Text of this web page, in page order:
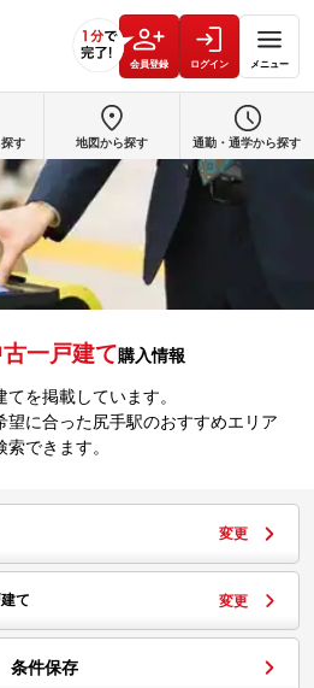
会員登録 ログイン メニュー
一戸建て購入情報
を掲載しています。
に合った尻手駅のおすすめエリア
できます。
変更
て 変更
条件保存
す 地図から探す 通勤・通学から探す